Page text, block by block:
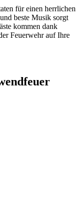
für einen herrlichen
beste Musik sorgt
kommen dank
Feuerwehr auf Ihre